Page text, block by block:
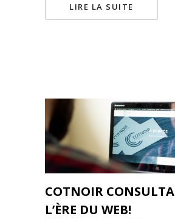
LIRE LA SUITE
COTNOIR
L’ÈRE DU WEB!